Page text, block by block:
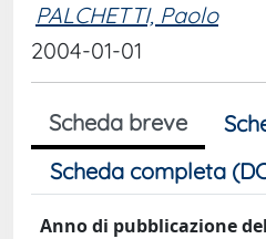
PALCHETTI, Paolo
2004-01-01
Scheda breve
Scheda completa
Anno di pubblicazione